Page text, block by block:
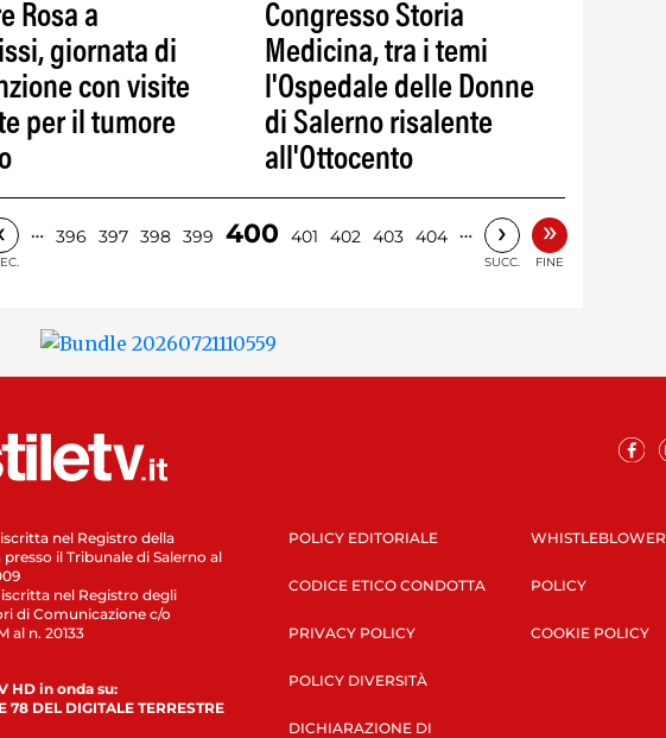
Rosa a
giornata di
con visite
per il tumore
Congresso Storia
Medicina, tra i temi
l'Ospedale delle Donne
di Salerno risalente
all'Ottocento
… 396 397 398 399 400 401 402 403 404 … ›
SUCC.
»
FINE
nel Registro della
il Tribunale di Salerno al
nel Registro degli
di Comunicazione c/o
al n. 20133
HD in onda su:
78 DEL DIGITALE TERRESTRE
POLICY EDITORIALE
CODICE ETICO CONDOTTA
PRIVACY POLICY
POLICY DIVERSITÀ
DICHIARAZIONE DI
WHISTLEBLOWER
POLICY
COOKIE POLICY